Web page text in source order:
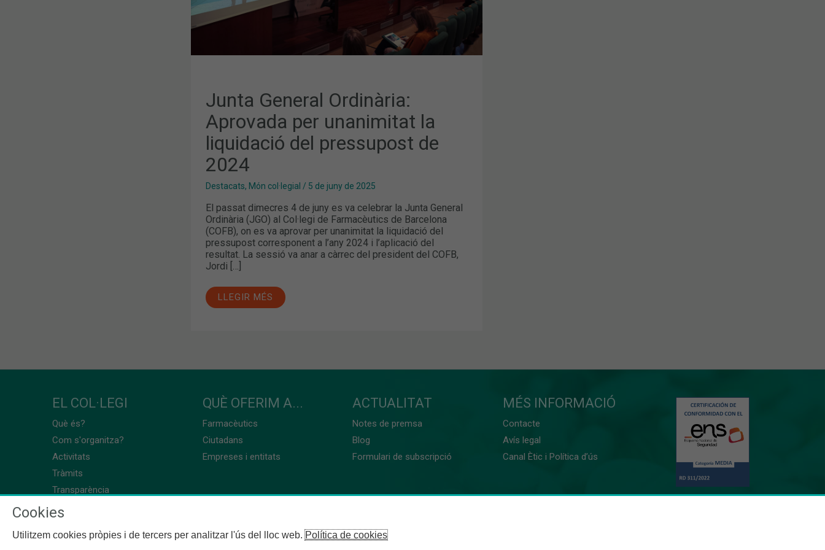
Junta General Ordinària:
Aprovada per unanimitat la
liquidació del pressupost de
2024
Destacats, Món col·legial / 5 de juny de 2025
El passat dimecres 4 de juny es va celebrar la Junta General
Ordinària (JGO) al Col·legi de Farmacèutics de Barcelona
(COFB), on es va aprovar per unanimitat la liquidació del
pressupost corresponent a l’any 2024 i l’aplicació del
resultat. La sessió va anar a càrrec del president del COFB,
Jordi […]
2024
LLEGIR MÉS
EL COL·LEGI
Què és?
Com s'organitza?
Activitats
Tràmits
Transparència
QUÈ OFERIM A...
Farmacèutics
Ciutadans
Empreses i entitats
ACTUALITAT
Notes de premsa
Blog
Formulari de subscripció
MÉS INFORMACIÓ
Contacte
Avís legal
Canal Ètic i Política d’ús
Cookies
Utilitzem cookies pròpies i de tercers per analitzar l'ús del lloc web.Política de cookies